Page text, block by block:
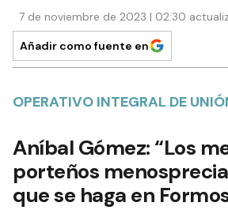
7 de noviembre de 2023 | 02:30
Añadir como fuente en
OPERATIVO INTEGRAL DE
Aníbal Gómez: “Los
porteños
que se haga en